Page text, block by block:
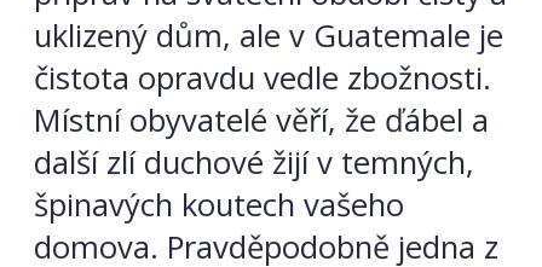
uklizený dům, ale v Guatemale je
čistota opravdu vedle zbožnosti.
Místní obyvatelé věří, že ďábel a
další zlí duchové žijí v temných,
špinavých koutech vašeho
domova. Pravděpodobně jedna z